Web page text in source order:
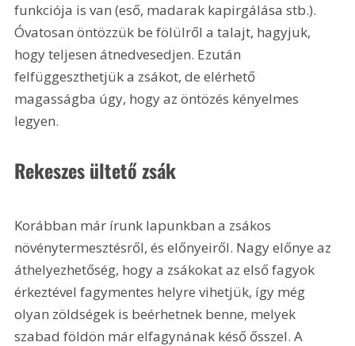
funkciója is van (eső, madarak kapirgálása stb.).
Óvatosan öntözzük be fölülről a talajt, hagyjuk,
hogy teljesen átnedvesedjen. Ezután
felfüggeszthetjük a zsákot, de elérhető
magasságba úgy, hogy az öntözés kényelmes
legyen.
Rekeszes ültető zsák
Korábban már írunk lapunkban a zsákos
növénytermesztésről, és előnyeiről. Nagy előnye az
áthelyezhetőség, hogy a zsákokat az első fagyok
érkeztével fagymentes helyre vihetjük, így még
olyan zöldségek is beérhetnek benne, melyek
szabad földön már elfagynának késő ősszel. A